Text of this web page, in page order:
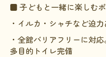
■ 子どもと一緒に楽しむ
・イルカ・シャチなど迫
・全館バリアフリーに対
多目的トイレ完備